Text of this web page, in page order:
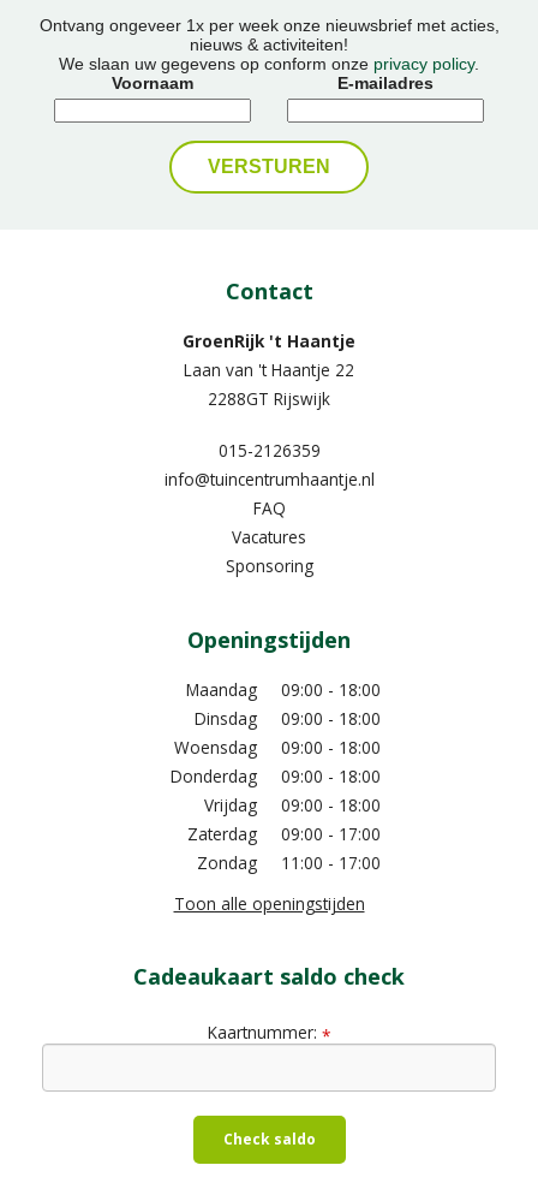
Ontvang ongeveer 1x per week onze nieuwsbrief met acties,
nieuws & activiteiten!
We slaan uw gegevens op conform onze privacy policy.
Voornaam
E-mailadres
Contact
GroenRijk 't Haantje
Laan van 't Haantje 22
2288GT Rijswijk
015-2126359
info@tuincentrumhaantje.nl
FAQ
Vacatures
Sponsoring
Openingstijden
Maandag
09:00 - 18:00
Dinsdag
09:00 - 18:00
Woensdag
09:00 - 18:00
Donderdag
09:00 - 18:00
Vrijdag
09:00 - 18:00
Zaterdag
09:00 - 17:00
Zondag
11:00 - 17:00
Toon alle openingstijden
Cadeaukaart saldo check
Kaartnummer: *
Check saldo